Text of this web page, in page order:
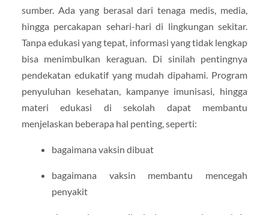
sumber. Ada yang berasal dari tenaga medis, media,
hingga percakapan sehari-hari di lingkungan sekitar.
Tanpa edukasi yang tepat, informasi yang tidak lengkap
bisa menimbulkan keraguan. Di sinilah pentingnya
pendekatan edukatif yang mudah dipahami. Program
penyuluhan kesehatan, kampanye imunisasi, hingga
materi edukasi di sekolah dapat membantu
menjelaskan beberapa hal penting, seperti:
bagaimana vaksin dibuat
bagaimana vaksin membantu mencegah
penyakit